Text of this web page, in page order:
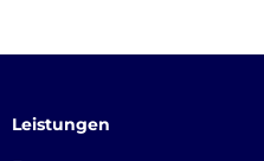
Leistungen